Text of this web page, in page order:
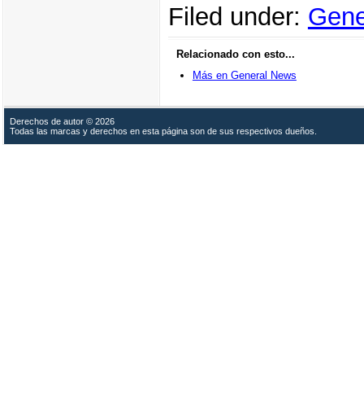
Filed under:
Relacionado con esto...
Más en General News
Derechos de autor © 2026
Todas las marcas y derechos en esta página son de sus respectivos dueños.